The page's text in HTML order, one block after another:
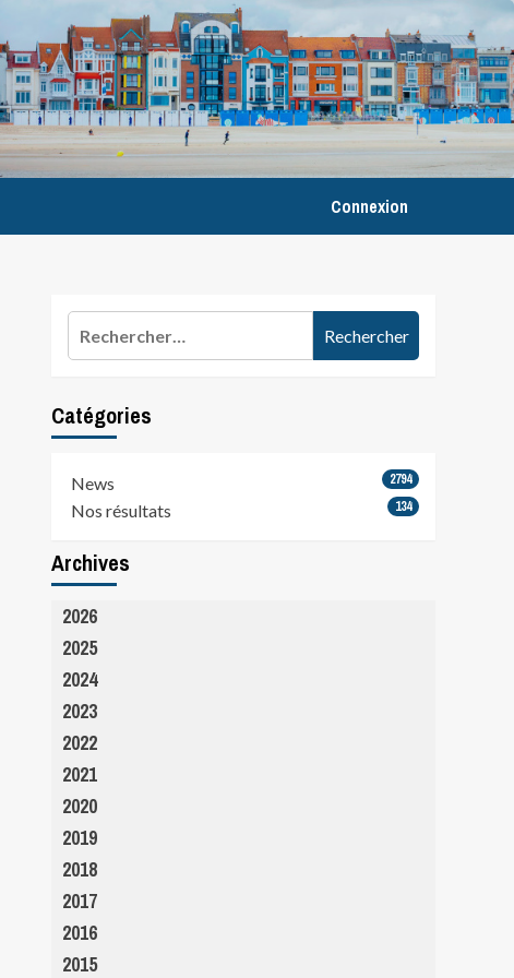
Connexion
Catégories
News 2794
Nos résultats 134
Archives
2026
2025
2024
2023
2022
2021
2020
2019
2018
2017
2016
2015